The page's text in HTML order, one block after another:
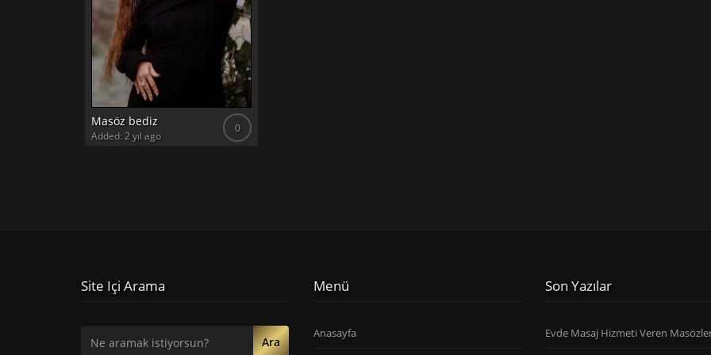
Masöz bediz 0
Added: 2 yıl ago
Site Içi Arama
Ara
Menü
Anasayfa
Son Yazılar
Evde Masaj Hizmeti Veren